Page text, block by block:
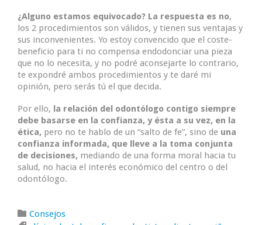
¿Alguno estamos equivocado? La respuesta es no,
los 2 procedimientos son válidos, y tienen sus ventajas y
sus inconvenientes. Yo estoy convencido que el coste-
beneficio para ti no compensa endodonciar una pieza
que no lo necesita, y no podré aconsejarte lo contrario,
te expondré ambos procedimientos y te daré mi
opinión, pero serás tú el que decida.
Por ello, la relación del odontólogo contigo siempre
debe basarse en la confianza, y ésta a su vez, en la
ética, pero no te hablo de un “salto de fe”, sino de una
confianza informada, que lleve a la toma conjunta
de decisiones, mediando de una forma moral hacia tu
salud, no hacia el interés económico del centro o del
odontólogo.
 Category
Consejos